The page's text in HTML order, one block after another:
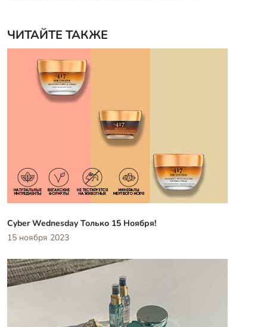
ЧИТАЙТЕ ТАКЖЕ
Cyber Wednesday Только 15 Ноября!
15 ноября 2023